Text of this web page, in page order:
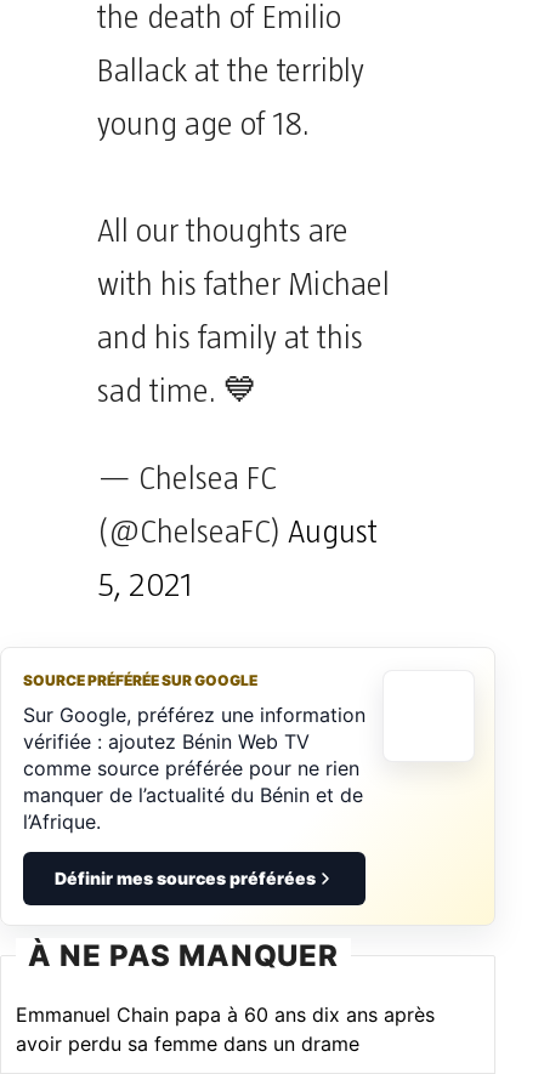
the death of Emilio
Ballack at the terribly
young age of 18.
All our thoughts are
with his father Michael
and his family at this
sad time. 💙
— Chelsea FC
(@ChelseaFC) August
5, 2021
SOURCE PRÉFÉRÉE SUR GOOGLE
Sur Google, préférez une information
vérifiée : ajoutez Bénin Web TV
comme source préférée pour ne rien
manquer de l’actualité du Bénin et de
l’Afrique.
Définir mes sources préférées
À NE PAS MANQUER
Emmanuel Chain papa à 60 ans dix ans après
avoir perdu sa femme dans un drame